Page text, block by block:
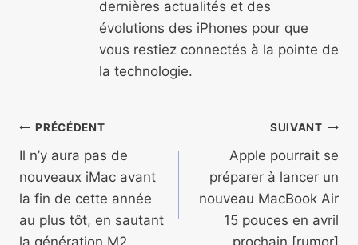
dernières actualités et des
évolutions des iPhones pour que
vous restiez connectés à la pointe de
la technologie.
Navigation
de
l’article
PRÉCÉDENT
Il n’y aura pas de
nouveaux iMac avant
la fin de cette année
au plus tôt, en sautant
la génération M2.
SUIVANT
Apple pourrait se
préparer à lancer un
nouveau MacBook Air
15 pouces en avril
prochain [rumor]